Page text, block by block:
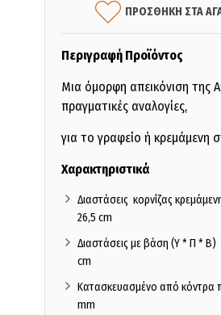
ΠΡΟΣΘΗΚΗ ΣΤΑ
Περιγραφή Προϊόντος
Μια όμορφη απεικόνιση της
πραγματικές αναλογίες,
για το γραφείο ή κρεμάμενη
Χαρακτηριστικά
Διαστάσεις κορνίζας
26,5 cm
Διαστάσεις με βάση (Υ * Π * Β)
cm
Κατασκευασμένο από κόντρα
mm